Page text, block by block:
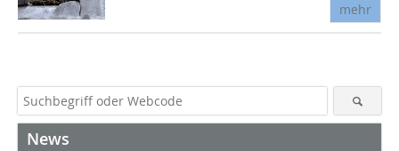
mehr
News